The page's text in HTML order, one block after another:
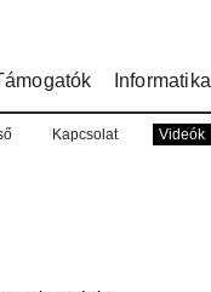
Informatika
Kapcsolat Videók